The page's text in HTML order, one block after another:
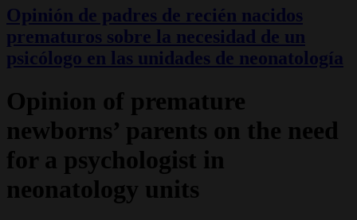
Opinión de padres de recién nacidos
prematuros sobre la necesidad de un
psicólogo en las unidades de neonatología
Opinion of premature
newborns’ parents on the need
for a psychologist in
neonatology units